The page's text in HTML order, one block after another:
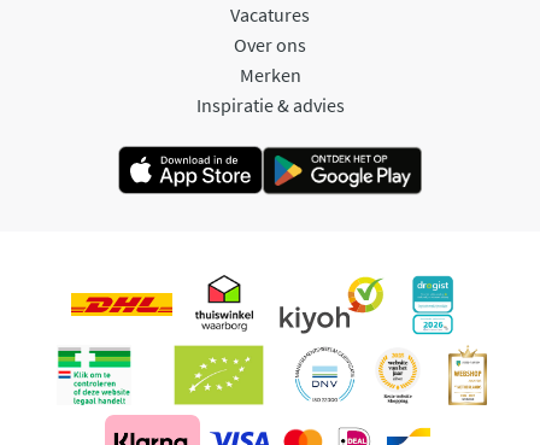
Vacatures
Over ons
Merken
Inspiratie & advies